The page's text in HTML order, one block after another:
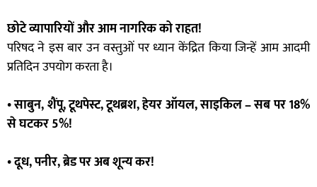
छोटे व्यापारियों और आम नागरिक को राहत!
परिषद ने इस बार उन वस्तुओं पर ध्यान केंद्रित किया जिन्हें आम आदमी
प्रतिदिन उपयोग करता है।
• साबुन, शैंपू, टूथपेस्ट, टूथब्रश, हेयर ऑयल, साइकिल – सब पर 18%
से घटकर 5%!
• दूध, पनीर, ब्रेड पर अब शून्य कर!